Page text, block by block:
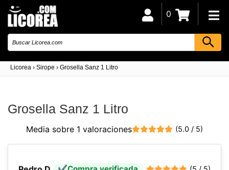
Licorea › Sirope › Grosella Sanz 1 Litro
0
Grosella Sanz 1 Litro
Media sobre 1 valoraciones (5.0 / 5)